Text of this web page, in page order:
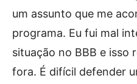
um assunto que me
programa. Eu fui mal
situação no BBB e isso
fora. É difícil defender